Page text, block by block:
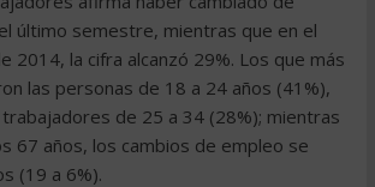
último semestre, mientras que en el
2014, la cifra alcanzó 29%. Los que más
las personas de 18 a 24 años (41%),
de 25 a 34 (28%); mientras
67 años, los cambios de empleo se
(19 a 6%).